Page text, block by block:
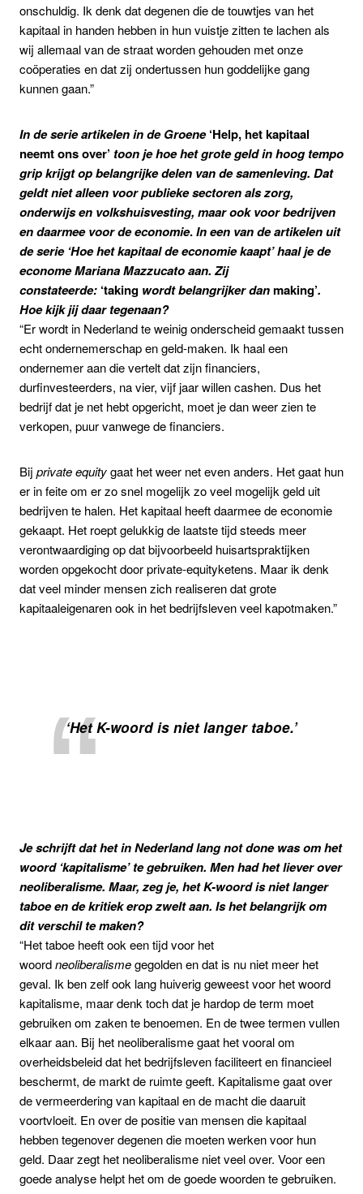
onschuldig. Ik denk dat degenen die de touwtjes van het
kapitaal in handen hebben in hun vuistje zitten te lachen als
wij allemaal van de straat worden gehouden met onze
coöperaties en dat zij ondertussen hun goddelijke gang
kunnen gaan.”
In de serie artikelen in de Groene‘Help, het kapitaal
neemt ons over’ toon je hoe het grote geld in hoog tempo
grip krijgt op belangrijke delen van de samenleving. Dat
geldt niet alleen voor publieke sectoren als zorg,
onderwijs en volkshuisvesting, maar ook voor bedrijven
en daarmee voor de economie.In een van de artikelen uit
de serie ‘Hoe het kapitaal de economie kaapt’ haal je de
econome Mariana Mazzucato aan. Zij
constateerde: ‘taking wordt belangrijker danmaking’.
Hoe kijk jij daar tegenaan?
“Er wordt in Nederland te weinig onderscheid gemaakt tussen
echt ondernemerschap en geld-maken. Ik haal een
ondernemer aan die vertelt dat zijn financiers,
durfinvesteerders, na vier, vijf jaar willen cashen. Dus het
bedrijf dat je net hebt opgericht, moet je dan weer zien te
verkopen, puur vanwege de financiers.
Bij privateequitygaat het weer net even anders. Het gaat hun
er in feite om er zo snel mogelijk zo veel mogelijk geld uit
bedrijven te halen. Het kapitaal heeft daarmee de economie
gekaapt. Het roept gelukkig de laatste tijd steeds meer
verontwaardiging op dat bijvoorbeeld huisartspraktijken
worden opgekocht door private-equityketens. Maar ik denk
dat veel minder mensen zich realiseren dat grote
kapitaaleigenaren ook in het bedrijfsleven veel kapotmaken.”
‘Het K-woord is niet langer taboe.’
Je schrijftdat het in Nederland lang not done was om het
woord ‘kapitalisme’ te gebruiken. Men had het liever over
neoliberalisme. Maar, zeg je, het K-woord is niet langer
taboe en de kritiek erop zwelt aan. Is het belangrijk om
dit verschil te maken?
“Het taboe heeft ook een tijd voor het
woordneoliberalismegegolden en dat is nu niet meer het
geval. Ik ben zelf ook lang huiverig geweest voor het woord
kapitalisme, maar denk toch dat je hardop de term moet
gebruiken om zaken te benoemen. En de twee termen vullen
elkaar aan. Bij het neoliberalisme gaat het vooral om
overheidsbeleid dat het bedrijfsleven faciliteert en financieel
beschermt, de markt de ruimte geeft. Kapitalisme gaat over
de vermeerdering van kapitaal en de macht die daaruit
voortvloeit. En over de positie van mensen die kapitaal
hebben tegenover degenen die moeten werken voor hun
geld. Daar zegt het neoliberalisme niet veel over. Voor een
goede analyse helpt het om de goede woorden te gebruiken.